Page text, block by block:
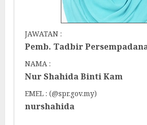
JAWATAN :
Pemb. Tadbir
NAMA :
Nur Shahida Binti Kam
EMEL : (@spr.gov.my)
nurshahida